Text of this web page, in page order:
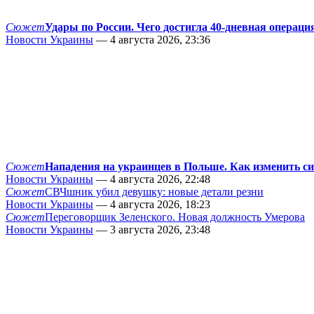
СюжетУдары по России. Чего достигла 40-дневная
Новости Украины — 4 августа 2026, 23:36
СюжетНападения на украинцев в Польше. Как изменить
Новости Украины — 4 августа 2026, 22:48
СюжетСВЧшник убил девушку: новые детали резни
Новости Украины — 4 августа 2026, 18:23
СюжетПереговорщик Зеленского. Новая должность Умерова
Новости Украины — 3 августа 2026, 23:48